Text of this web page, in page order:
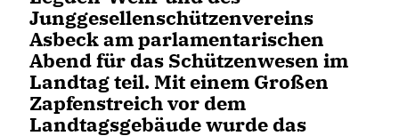
Junggesellenschützenvereins
Asbeck am parlamentarischen
Abend für das Schützenwesen im
Landtag teil. Mit einem Großen
Zapfenstreich vor dem
Landtagsgebäude wurde das